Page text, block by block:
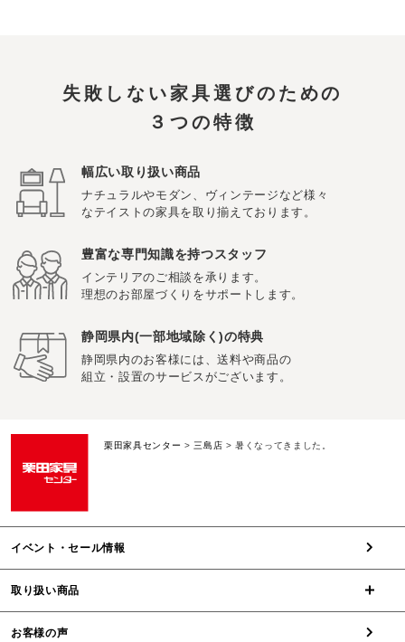
失敗しない家具選びのための
３つの特徴
幅広い取り扱い商品
ナチュラルやモダン、ヴィンテージなど様々
なテイストの家具を取り揃えております。
豊富な専門知識を持つスタッフ
インテリアのご相談を承ります。
理想のお部屋づくりをサポートします。
静岡県内(一部地域除く)の特典
静岡県内のお客様には、送料や商品の
組立・設置のサービスがございます。
栗田家具センター > 三島店 >暑くなってきました。
イベント・セール情報
取り扱い商品
お客様の声